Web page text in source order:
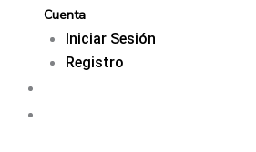
Cuenta
Iniciar Sesión
Registro